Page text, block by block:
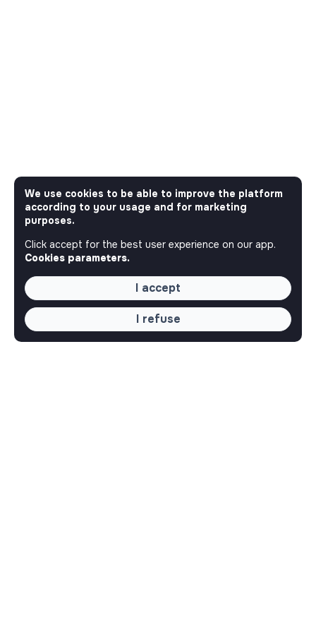
We use cookies to be able to improve the platform
according to your usage and for marketing
purposes.
Click accept for the best user experience on our app.
Cookies parameters.
I accept
I refuse